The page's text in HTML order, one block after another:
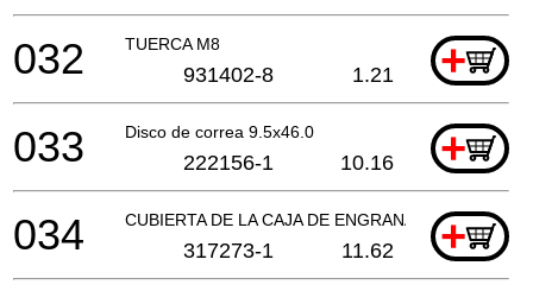
TUERCA M8 +
032 931402-8 1.21
Disco de correa 9.5x46.0 +
033 222156-1 10.16
CUBIERTA DE LA CAJA DE ENGRANAJES+
034 317273-1 11.62